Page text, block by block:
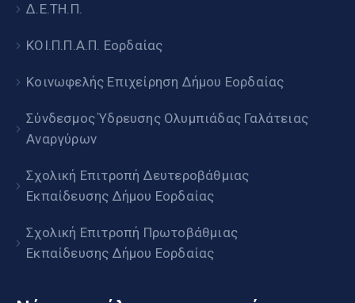
Δ.Ε.ΤΗ.Π.
ΚΟΙ.Π.Π.Α.Π. Εορδαίας
Κοινωφελής Επιχείρηση Δήμου Εορδαίας
Σύνδεσμος Ύδρευσης Ολυμπιάδας Γαλάτειας
Αναργύρων
Σχολική Επιτροπή Δευτεροβάθμιας
Εκπαίδευσης Δήμου Εορδαίας
Σχολική Επιτροπή Πρωτοβάθμιας
Εκπαίδευσης Δήμου Εορδαίας